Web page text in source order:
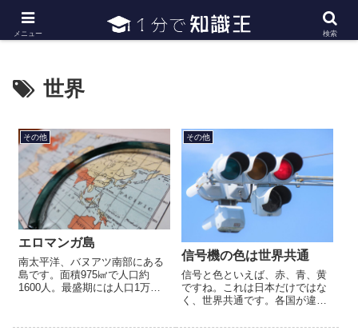
日常で必要な常識・知識や雑学・豆知識を幅広く紹介
世界
その他
エロマンガ島
南太平洋、バヌアツ南部にある
島です。面積975㎢で人口約
1600人。最盛期には人口1万人
中学校の授業中に地図帳でこの
その他
信号機の色は世界共通
信号と色といえば、赤、青、黄
ですね。これは日本だけではな
く、世界共通です。各国が違う
行った際に信号の色を覚えない
メニュー 検索